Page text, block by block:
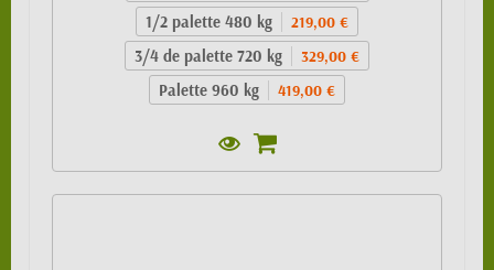
1/2 palette 480 kg 219,00 €
3/4 de palette 720 kg 329,00 €
Palette 960 kg 419,00 €